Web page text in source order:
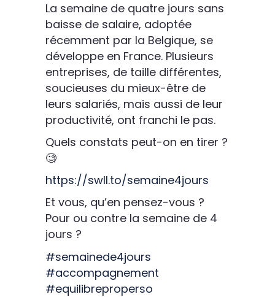
La semaine de quatre jours sans
baisse de salaire, adoptée
récemment par la Belgique, se
développe en France. Plusieurs
entreprises, de taille différentes,
soucieuses du mieux-être de
leurs salariés, mais aussi de leur
productivité, ont franchi le pas.
Quels constats peut-on en tirer ?
🧐
https://swll.to/semaine4jours
Et vous, qu’en pensez-vous ?
Pour ou contre la semaine de 4
jours ?
#semainede4jours
#accompagnement
#equilibreproperso